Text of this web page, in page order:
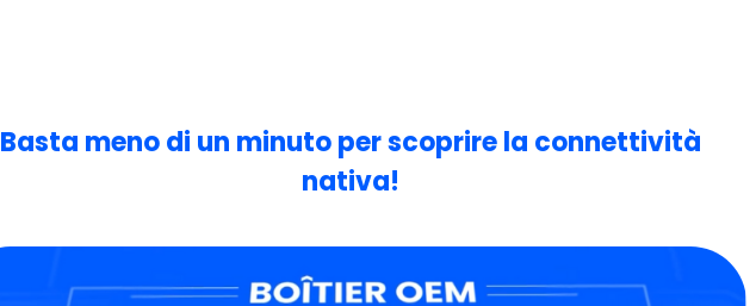
Basta meno di un minuto per scoprire la connettività
nativa!